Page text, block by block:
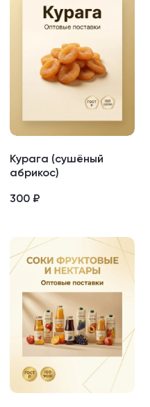
Курага (сушёный
абрикос)
300 ₽